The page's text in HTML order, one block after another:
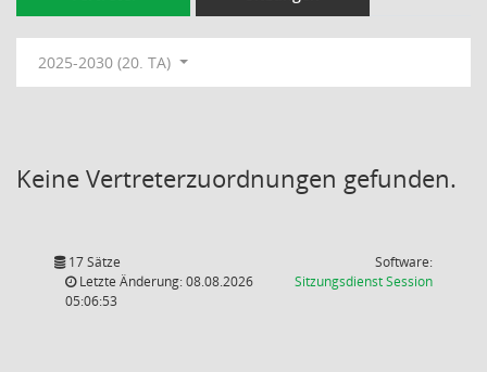
2025-2030 (20. TA)
Keine Vertreterzuordnungen gefunden.
17 Sätze
Letzte Änderung: 08.08.2026
05:06:53
Software:
SitzungsdienstSession(Wird in